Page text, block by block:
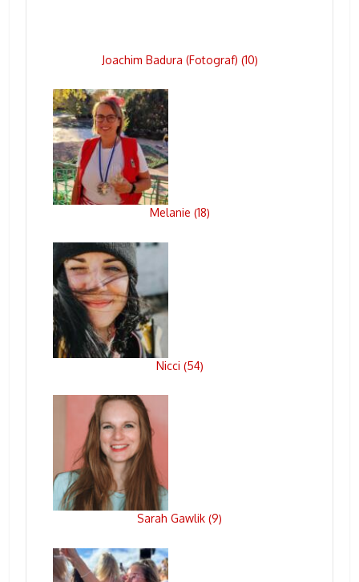
Joachim Badura (Fotograf) (10)
Melanie (18)
Nicci (54)
Sarah Gawlik (9)